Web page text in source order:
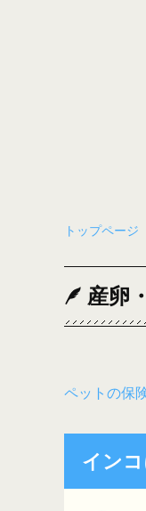
トップページ
産卵
ペットの保
イン